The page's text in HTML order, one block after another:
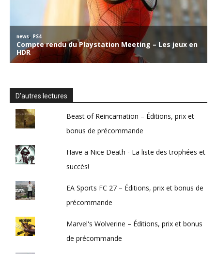
D’autres lectures
Beast of Reincarnation – Éditions, prix et
bonus de précommande
Have a Nice Death - La liste des trophées et
succès!
EA Sports FC 27 – Éditions, prix et bonus de
précommande
Marvel's Wolverine – Éditions, prix et bonus
de précommande